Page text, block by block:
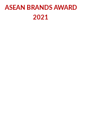
ASEAN BRANDS AWARD
2021